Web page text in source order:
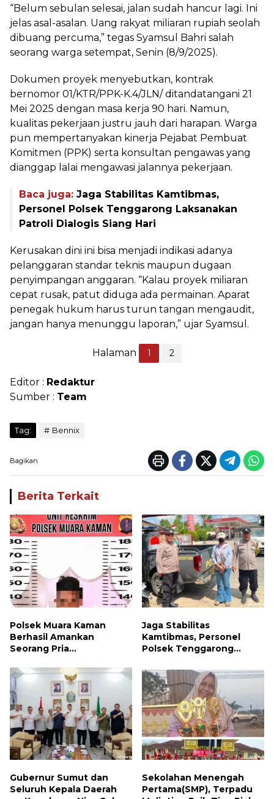
“Belum sebulan selesai, jalan sudah hancur lagi. Ini
jelas asal-asalan. Uang rakyat miliaran rupiah seolah
dibuang percuma,” tegas Syamsul Bahri salah
seorang warga setempat, Senin (8/9/2025).
Dokumen proyek menyebutkan, kontrak
bernomor 01/KTR/PPK-K.4/JLN/ ditandatangani 21
Mei 2025 dengan masa kerja 90 hari. Namun,
kualitas pekerjaan justru jauh dari harapan. Warga
pun mempertanyakan kinerja Pejabat Pembuat
Komitmen (PPK) serta konsultan pengawas yang
dianggap lalai mengawasi jalannya pekerjaan.
Baca juga: Jaga Stabilitas Kamtibmas,
Personel Polsek Tenggarong Laksanakan
Patroli Dialogis Siang Hari
Kerusakan dini ini bisa menjadi indikasi adanya
pelanggaran standar teknis maupun dugaan
penyimpangan anggaran. “Kalau proyek miliaran
cepat rusak, patut diduga ada permainan. Aparat
penegak hukum harus turun tangan mengaudit,
jangan hanya menunggu laporan,” ujar Syamsul.
Halaman 1 2
Editor : Redaktur
Sumber : Team
Tag: Bennix
Bagikan
Berita Terkait
Polsek Muara Kaman
Berhasil Amankan
Seorang Pria
Jenis Sabu
Jaga Stabilitas
Kamtibmas, Personel
Polsek Tenggarong
Dialogis Siang Hari
Gubernur Sumut dan
Seluruh Kepala Daerah
Sekolahan Menengah
Pertama(SMP), Terpadu